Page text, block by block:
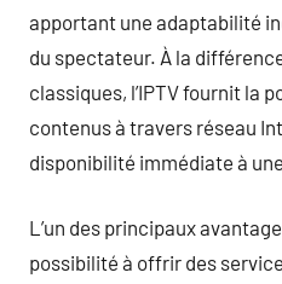
apportant une adaptabilité
du spectateur. À la
classiques, l’IPTV fournit la
contenus à travers réseau
disponibilité immédiate à
L’un des principaux
possibilité à offrir des